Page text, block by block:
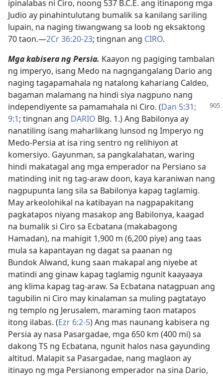
ipinalabas ni Ciro, noong 537 B.C.E. ang itinapong mga
Judio ay pinahintulutang bumalik sa kanilang sariling
lupain, na naging tiwangwang sa loob ng eksaktong
70 taon.​—2Cr 36:20-23; tingnan ang CIRO.
Mga kabisera ng Persia. Kaayon ng pagiging tambalan
ng imperyo, isang Medo na nagngangalang Dario ang
naging tagapamahala ng natalong kahariang Caldeo,
bagaman malamang na hindi siya nagpuno nang
independiyente sa pamamahala ni Ciro. (Dan 5:31;
9:1; tingnan ang DARIO Blg. 1.) Ang Babilonya ay
nanatiling isang maharlikang lunsod ng Imperyo ng
Medo-Persia at isa ring sentro ng relihiyon at
komersiyo. Gayunman, sa pangkalahatan, waring
hindi makatagal ang mga emperador na Persiano sa
matinding init ng tag-araw doon, kaya karaniwan nang
nagpupunta lang sila sa Babilonya kapag taglamig.
May arkeolohikal na katibayan na nagpapakitang
pagkatapos niyang masakop ang Babilonya, kaagad
na bumalik si Ciro sa Ecbatana (makabagong
Hamadan), na mahigit 1,900 m (6,200 piye) ang taas
mula sa kapantayan ng dagat sa paanan ng
Bundok Alwand, kung saan makapal ang niyebe at
matindi ang ginaw kapag taglamig ngunit kaayaaya
ang klima kapag tag-araw. Sa Ecbatana natagpuan ang
tagubilin ni Ciro may kinalaman sa muling pagtatayo
ng templo ng Jerusalem, maraming taon matapos
itong ilabas. (Ezr 6:2-5) Ang mas naunang kabisera ng
Persia ay nasa Pasargadae, mga 650 km (400 mi) sa
dakong TS ng Ecbatana, ngunit halos nasa gayunding
altitud. Malapit sa Pasargadae, nang maglaon ay
itinayo ng mga Persianong emperador na sina Dario,